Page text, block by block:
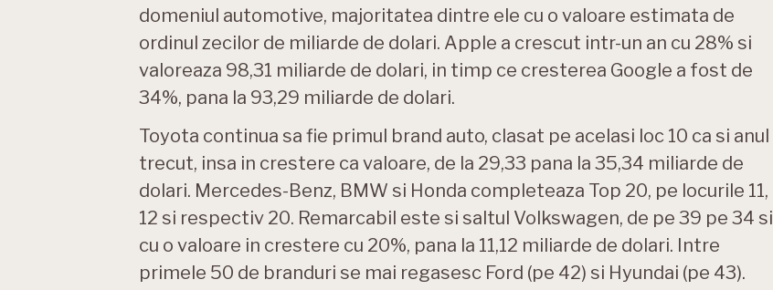
domeniul automotive, majoritatea dintre ele cu o valoare estimata de
ordinul zecilor de miliarde de dolari. Apple a crescut intr-un an cu 28% si
valoreaza 98,31 miliarde de dolari, in timp ce cresterea Google a fost de
34%, pana la 93,29 miliarde de dolari.
Toyota continua sa fie primul brand auto, clasat pe acelasi loc 10 ca si anul
trecut, insa in crestere ca valoare, de la 29,33 pana la 35,34 miliarde de
dolari. Mercedes-Benz, BMW si Honda completeaza Top 20, pe locurile 11,
12 si respectiv 20. Remarcabil este si saltul Volkswagen, de pe 39 pe 34 si
cu o valoare in crestere cu 20%, pana la 11,12 miliarde de dolari. Intre
primele 50 de branduri se mai regasesc Ford (pe 42) si Hyundai (pe 43).